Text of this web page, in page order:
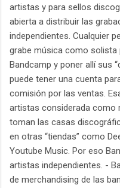
artistas y para sellos
abierta a distribuir las
independientes. Cualquier
grabe música como solista
Bandcamp y poner allí sus
puede tener una cuenta
comisión por las ventas.
artistas considerada como
toman las casas
en otras “tiendas” como
Youtube Music. Por eso
artistas independientes. -
de merchandising de las